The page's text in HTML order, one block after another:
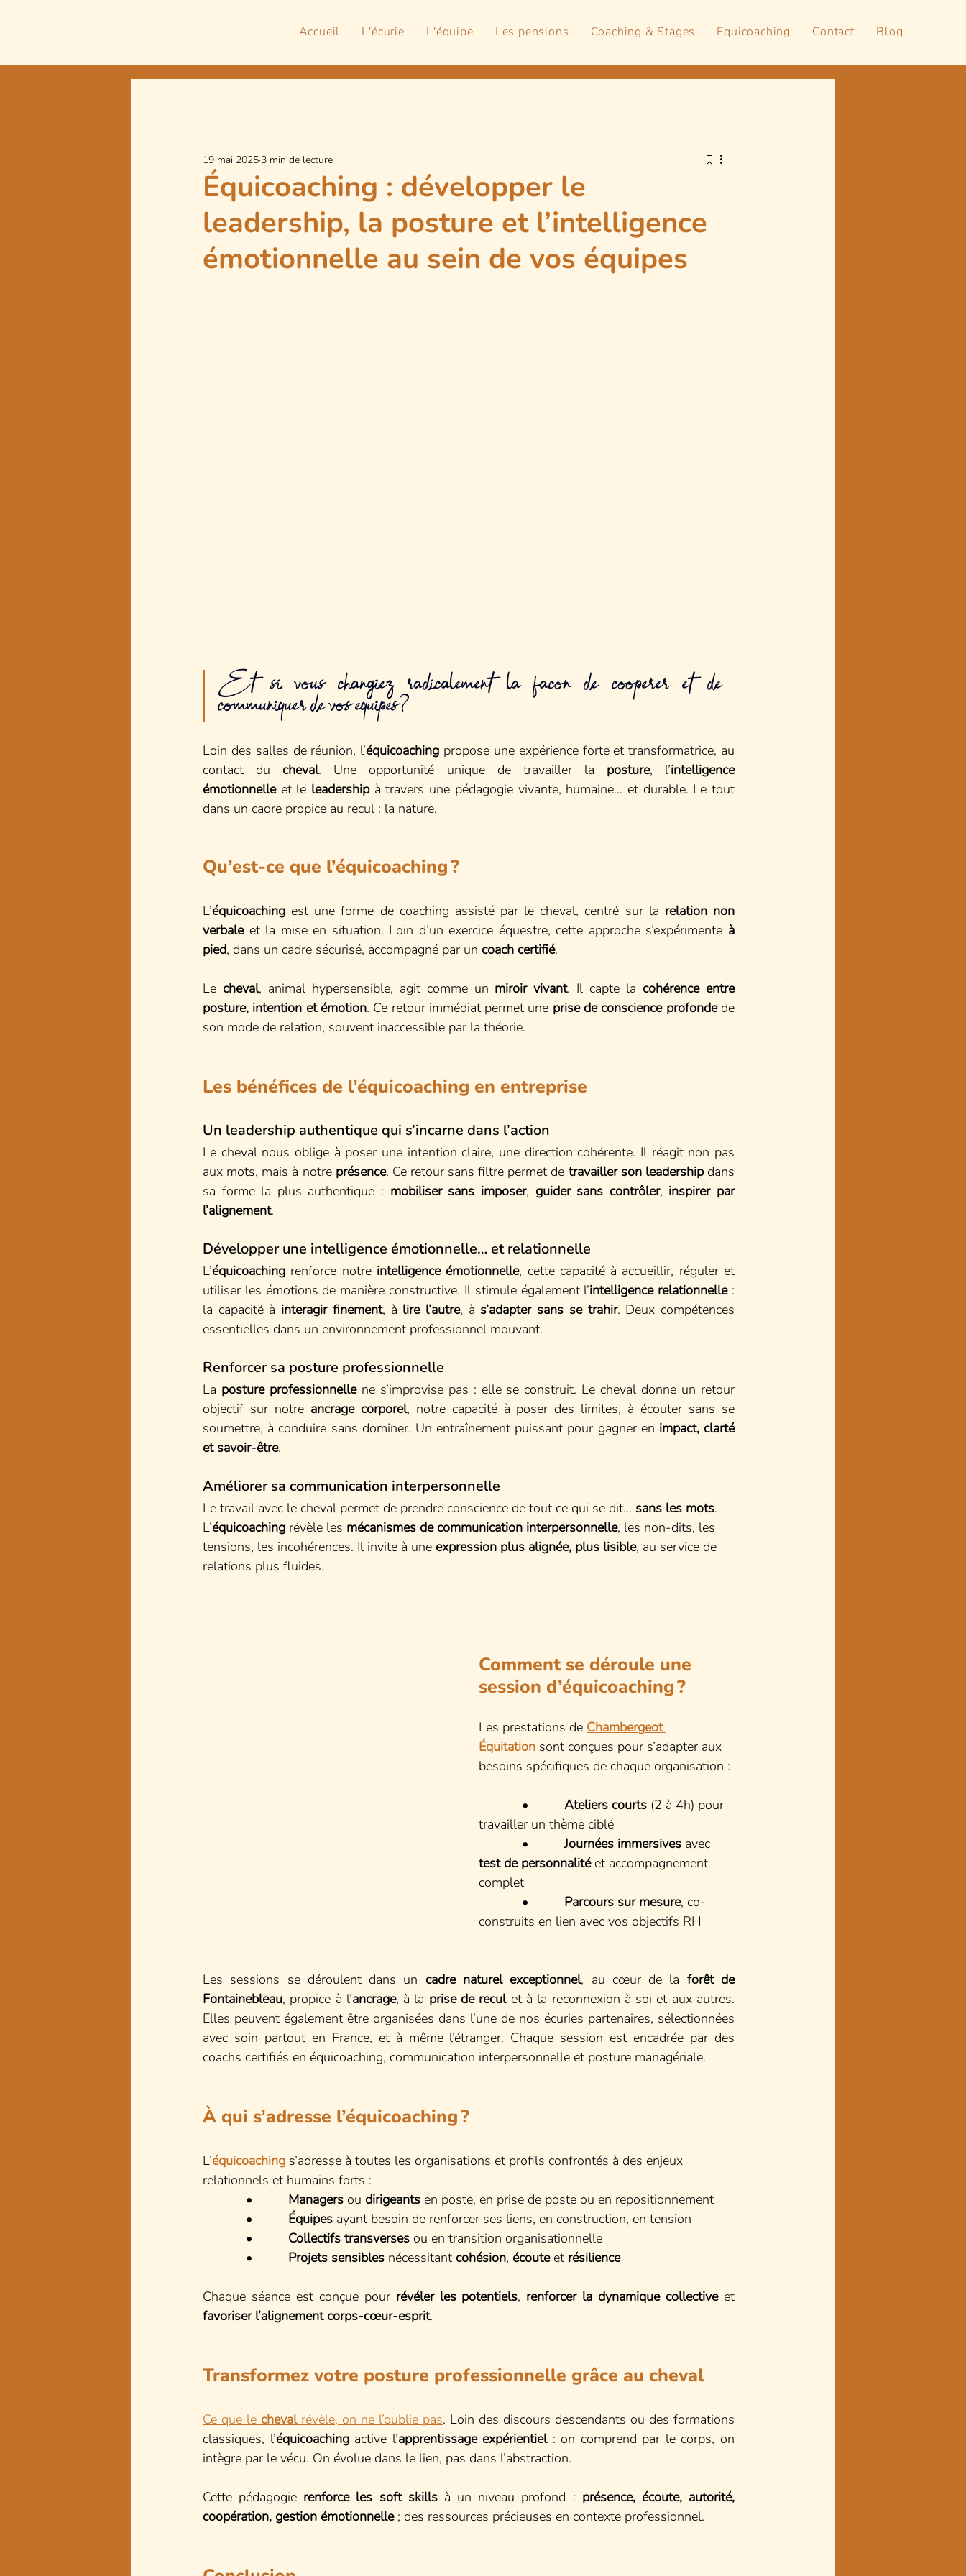
Accueil L'écurie L'équipe Les pensions Coaching & Stages Equicoaching Contact Blog
Équicoaching : développer le
leadership, la posture et l’intelligence
émotionnelle au sein de vos équipes
19 mai 2025 3 min de lecture
Et si vous changiez radicalement la façon de coopérer et de
communiquer de vos équipes ?
Loin des salles de réunion, l’équicoaching propose une expérience forte et transformatrice, au
contact du cheval. Une opportunité unique de travailler la posture, l’intelligence
émotionnelle et le leadership à travers une pédagogie vivante, humaine… et durable. Le tout
dans un cadre propice au recul : la nature.
Qu’est-ce que l’équicoaching ?
L’équicoaching est une forme de coaching assisté par le cheval, centré sur la relation non
verbale et la mise en situation. Loin d’un exercice équestre, cette approche s’expérimente à
pied, dans un cadre sécurisé, accompagné par un coach certifié.
Le cheval, animal hypersensible, agit comme un miroir vivant. Il capte la cohérence entre
posture, intention et émotion. Ce retour immédiat permet une prise de conscience profonde de
son mode de relation, souvent inaccessible par la théorie.
Les bénéfices de l’équicoaching en entreprise
Un leadership authentique qui s’incarne dans l’action
Le cheval nous oblige à poser une intention claire, une direction cohérente. Il réagit non pas
aux mots, mais à notre présence. Ce retour sans filtre permet de travailler son leadership dans
sa forme la plus authentique : mobiliser sans imposer, guider sans contrôler, inspirer par
l’alignement.
Développer une intelligence émotionnelle… et relationnelle
L’équicoaching renforce notre intelligence émotionnelle, cette capacité à accueillir, réguler et
utiliser les émotions de manière constructive. Il stimule également l’intelligence relationnelle :
la capacité à interagir finement, à lire l’autre, à s’adapter sans se trahir. Deux compétences
essentielles dans un environnement professionnel mouvant.
Renforcer sa posture professionnelle
La posture professionnelle ne s’improvise pas : elle se construit. Le cheval donne un retour
objectif sur notre ancrage corporel, notre capacité à poser des limites, à écouter sans se
soumettre, à conduire sans dominer. Un entraînement puissant pour gagner en impact, clarté
et savoir-être.
Améliorer sa communication interpersonnelle
Le travail avec le cheval permet de prendre conscience de tout ce qui se dit… sans les mots.
L’équicoaching révèle les mécanismes de communication interpersonnelle, les non-dits, les
tensions, les incohérences. Il invite à une expression plus alignée, plus lisible, au service de
relations plus fluides.
Comment se déroule une
session d’équicoaching ?
Les prestations de Chambergeot
Équitation sont conçues pour s’adapter aux
besoins spécifiques de chaque organisation :
• Ateliers courts (2 à 4h) pour
travailler un thème ciblé
• Journées immersives avec
test de personnalité et accompagnement
complet
• Parcours sur mesure, co-
construits en lien avec vos objectifs RH
Les sessions se déroulent dans un cadre naturel exceptionnel, au cœur de la forêt de
Fontainebleau, propice à l’ancrage, à la prise de recul et à la reconnexion à soi et aux autres.
Elles peuvent également être organisées dans l’une de nos écuries partenaires, sélectionnées
avec soin partout en France, et à même l’étranger. Chaque session est encadrée par des
coachs certifiés en équicoaching, communication interpersonnelle et posture managériale.
À qui s’adresse l’équicoaching ?
L’équicoaching s’adresse à toutes les organisations et profils confrontés à des enjeux
relationnels et humains forts :
• Managers ou dirigeants en poste, en prise de poste ou en repositionnement
• Équipes ayant besoin de renforcer ses liens, en construction, en tension
• Collectifs transverses ou en transition organisationnelle
• Projets sensibles nécessitant cohésion, écoute et résilience
Chaque séance est conçue pour révéler les potentiels, renforcer la dynamique collective
et
favoriser l’alignement corps-cœur-esprit.
Transformez votre posture professionnelle grâce au cheval
Ce que le cheval révèle, on ne l’oublie pas. Loin des discours descendants ou des formations
classiques, l’équicoaching active l’apprentissage expérientiel : on comprend par le corps, on
intègre par le vécu. On évolue dans le lien, pas dans l’abstraction.
Cette pédagogie renforce les soft skills à un niveau profond : présence, écoute, autorité,
coopération, gestion émotionnelle ; des ressources précieuses en contexte professionnel.